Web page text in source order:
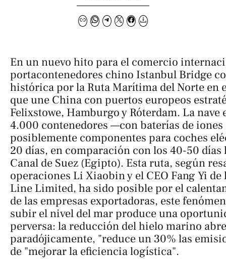
En un nuevo hito para el comercio
portacontenedores chino Istanbul Bridge
histórica por la Ruta Marítima del Norte en
que une China con puertos europeos
Felixstowe, Hamburgo y Róterdam. La nave
4.000 contenedores —con baterías de
posiblemente componentes para coches
20 días, en comparación con los 40-50
Canal de Suez (Egipto). Esta ruta, según
operaciones Li Xiaobin y el CEO Fang Yi de
Line Limited, ha sido posible por el
de las empresas exportadoras, este
subir el nivel del mar produce una
perversa: la reducción del hielo marino
paradójicamente, "reduce un 30% las
de "mejorar la eficiencia logística".